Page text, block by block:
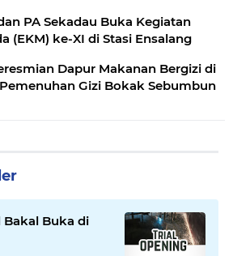
PA Sekadau Buka Kegiatan
(EKM) ke-XI di Stasi Ensalang
Dapur Makanan Bergizi di
Gizi Bokak Sebumbun
Bakal Buka di